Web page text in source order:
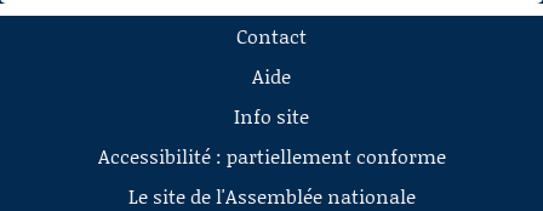
AIDE À LA DÉCOUPE
Contact
Aide
Info site
Accessibilité : partiellement conforme
Le site de l'Assemblée nationale